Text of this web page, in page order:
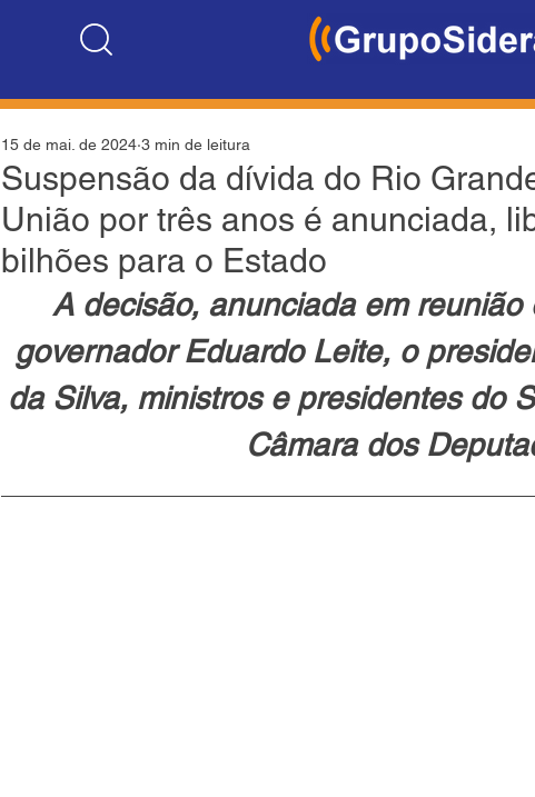
Suspensão da dívida do Rio
União por três anos é anunciada,
bilhões para o Estado
15 de mai. de 2024 3 min de leitura
A decisão, anunciada em reunião
governador Eduardo Leite, o
da Silva, ministros e presidentes do
Câmara dos